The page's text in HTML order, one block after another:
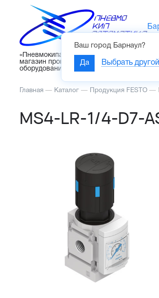
«Пневмокипавтоматика» – интернет-
магазин промышленного
оборудования
Ваш город Барнаул?
Да Выбрать другой
Главная — Каталог — Продукция FESTO —
MS4-LR-1/4-D7-